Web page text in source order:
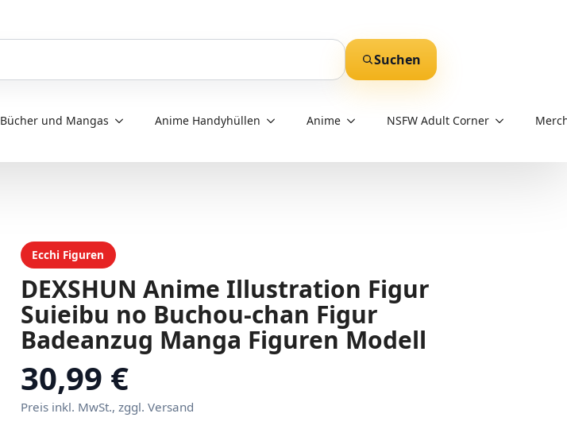
Suchen
Bücher und Mangas Anime Handyhüllen Anime NSFW Adult Corner
Ecchi Figuren
DEXSHUN Anime Illustration Figur
Suieibu no Buchou-chan Figur
Badeanzug Manga Figuren Modell
PVC Statue Sammlerstück Deskto
Dekoration Geschenke 22cm
30,99 €
Preis inkl. MwSt., zggl. Versand